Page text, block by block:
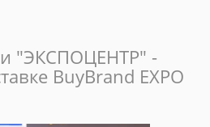
"ЭКСПОЦЕНТР" -
BuyBrand EXPO